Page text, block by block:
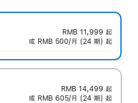
RMB 11,999 起
或 RMB 500/月 (24 期) 起
RMB 14,499 起
或 RMB 605/月 (24 期) 起